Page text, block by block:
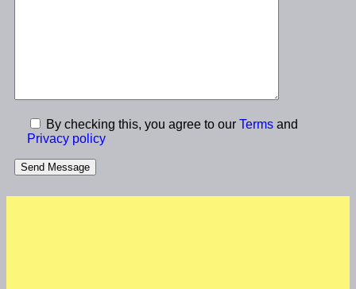
By checking this, you agree to our Terms and
Privacy policy
Send Message